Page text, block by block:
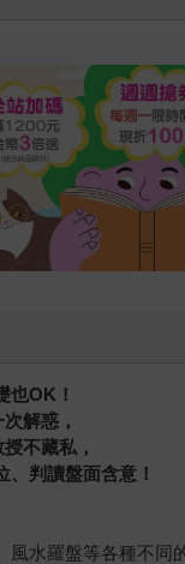
也OK！
解惑，
不藏私，
判讀盤面含意！
水羅盤等各種不同